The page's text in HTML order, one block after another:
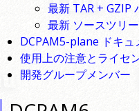
最新 TAR + GZIP
最新 ソースツリー
DCPAM5-plane ドキュ
使用上の注意とライセ
開発グループメンバー